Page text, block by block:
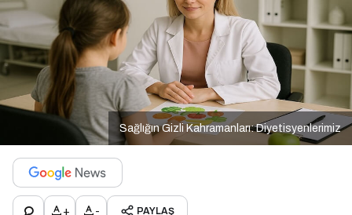
Sağlığın Gizli Kahramanları: Diyetisyenlerimiz
+ - PAYLAŞ